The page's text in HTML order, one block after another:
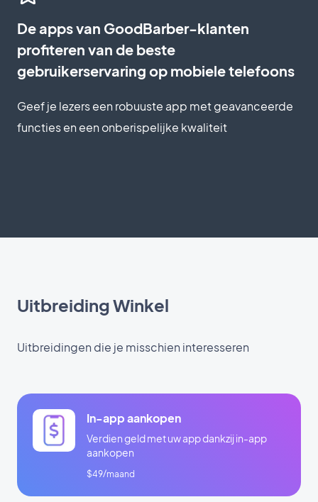
De apps van GoodBarber-klanten
profiteren van de beste
gebruikerservaring op mobiele telefoons
Geef je lezers een robuuste app met geavanceerde
functies en een onberispelijke kwaliteit
Uitbreiding Winkel
Uitbreidingen die je misschien interesseren
In-app aankopen
Verdien geld met uw app dankzij in-app
aankopen
$49/maand